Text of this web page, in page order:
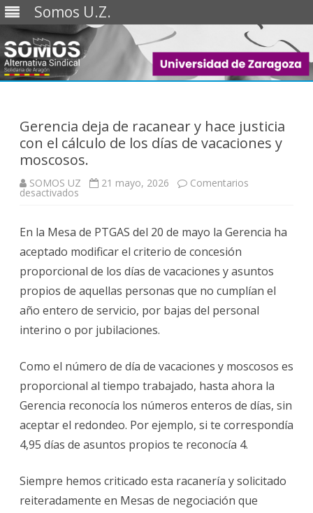
Somos U.Z.
Saltar
Gerencia deja de racanear y hace justicia
con el cálculo de los días de vacaciones y
moscosos.
SOMOS UZ 21 mayo, 2026 Comentarios
desactivados
racanear
y
hace
justicia
con
el
cálculo
de
los
días
de
vacaciones
En la Mesa de PTGAS del 20 de mayo la Gerencia ha
aceptado modificar el criterio de concesión
proporcional de los días de vacaciones y asuntos
propios de aquellas personas que no cumplían el
año entero de servicio, por bajas del personal
interino o por jubilaciones.
Como el número de día de vacaciones y moscosos es
proporcional al tiempo trabajado, hasta ahora la
Gerencia reconocía los números enteros de días, sin
aceptar el redondeo. Por ejemplo, si te correspondía
4,95 días de asuntos propios te reconocía 4.
Siempre hemos criticado esta racanería y solicitado
reiteradamente en Mesas de negociación que